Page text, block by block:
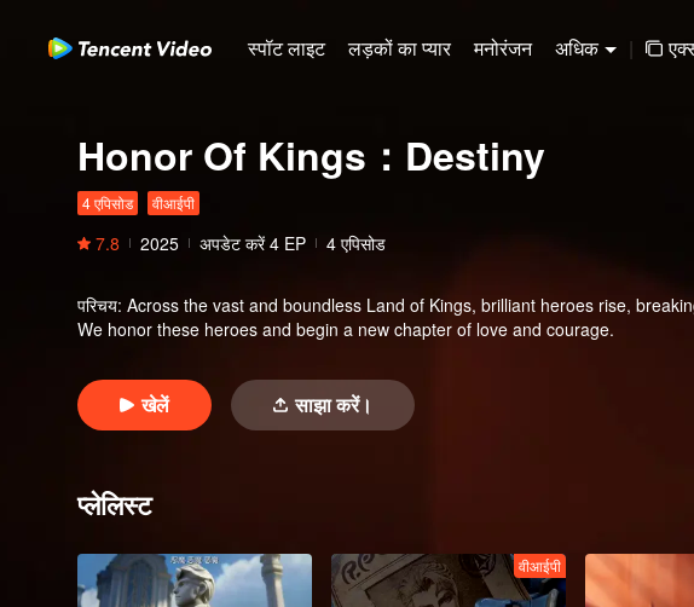
स्पॉट लाइट लड़कों का प्यार मनोरंजन अधिक |
Honor Of Kings：Destiny
4 एपिसोड वीआईपी
7.8 2025 अपडेट करें 4 EP 4 एपिसोड
परिचय: Across the vast and boundless Land of Kings, brilliant heroes rise,
We honor these heroes and begin a new chapter of love and courage.
खेलें साझा करें।
प्लेलिस्ट
वीआईपी